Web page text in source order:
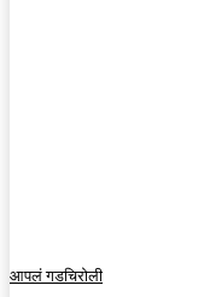
आपलं गडचिरोली